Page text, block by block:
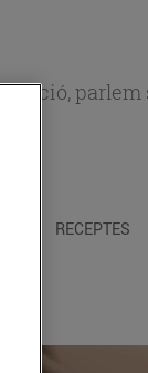
RECEPTES